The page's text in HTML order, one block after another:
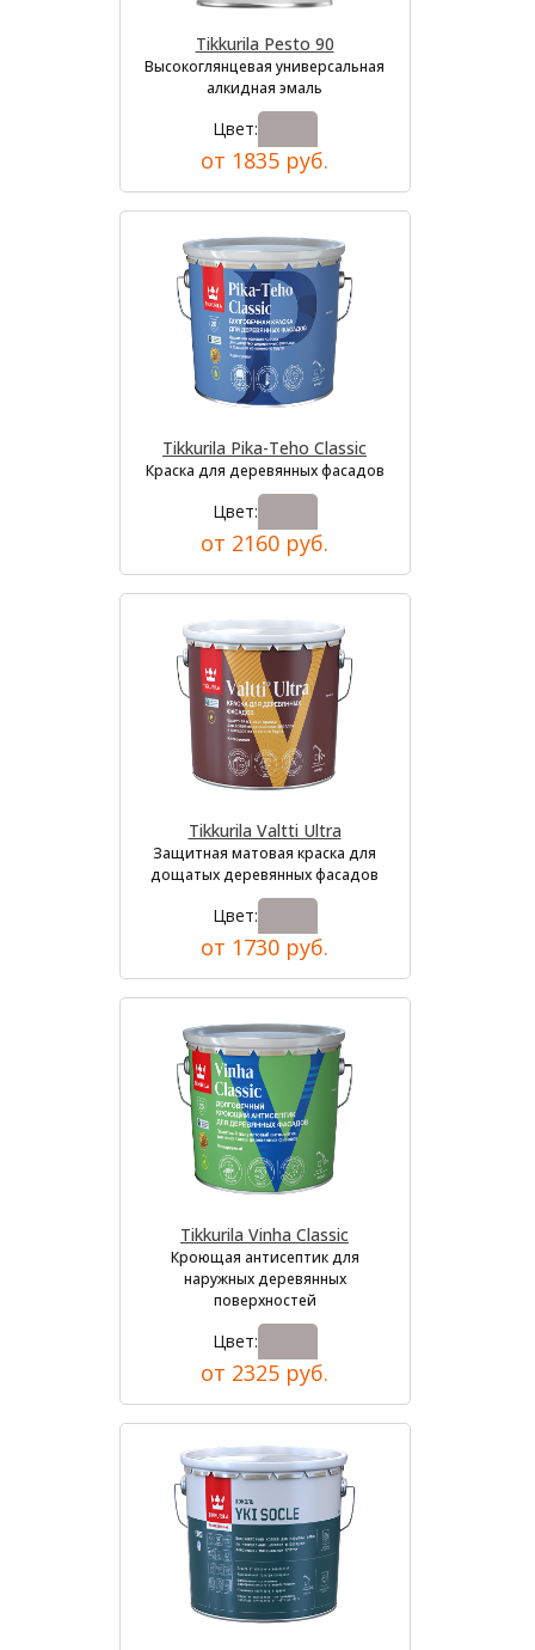
Tikkurila Pesto 90
Высокоглянцевая универсальная
алкидная эмаль
Цвет:
от 1835 руб.
Tikkurila Pika-Teho Classic
Краска для деревянных фасадов
Цвет:
от 2160 руб.
Tikkurila Valtti Ultra
Защитная матовая краска для
дощатых деревянных фасадов
Цвет:
от 1730 руб.
Tikkurila Vinha Classic
Кроющая антисептик для
наружных деревянных
поверхностей
Цвет:
от 2325 руб.